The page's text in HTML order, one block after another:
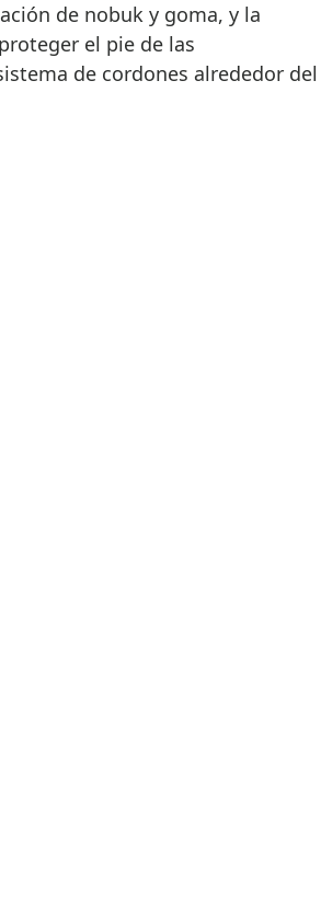
de nobuk y goma, y la
el pie de las
de cordones alrededor del